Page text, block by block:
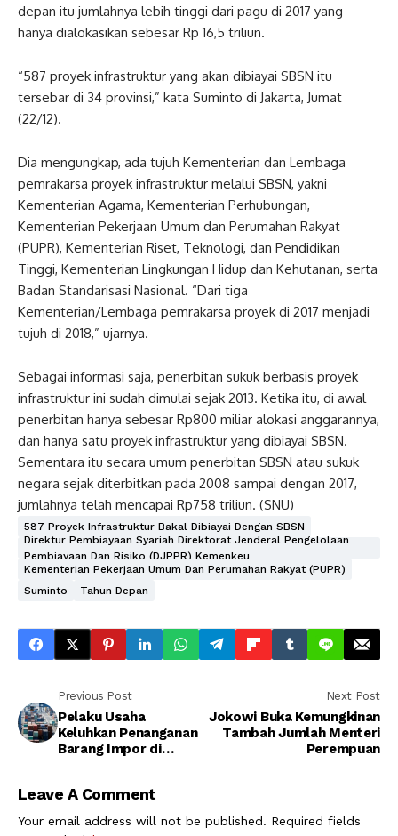
depan itu jumlahnya lebih tinggi dari pagu di 2017 yang
hanya dialokasikan sebesar Rp 16,5 triliun.
“587 proyek infrastruktur yang akan dibiayai SBSN itu
tersebar di 34 provinsi,” kata Suminto di Jakarta, Jumat
(22/12).
Dia mengungkap, ada tujuh Kementerian dan Lembaga
pemrakarsa proyek infrastruktur melalui SBSN, yakni
Kementerian Agama, Kementerian Perhubungan,
Kementerian Pekerjaan Umum dan Perumahan Rakyat
(PUPR), Kementerian Riset, Teknologi, dan Pendidikan
Tinggi, Kementerian Lingkungan Hidup dan Kehutanan, serta
Badan Standarisasi Nasional. “Dari tiga
Kementerian/Lembaga pemrakarsa proyek di 2017 menjadi
tujuh di 2018,” ujarnya.
Sebagai informasi saja, penerbitan sukuk berbasis proyek
infrastruktur ini sudah dimulai sejak 2013. Ketika itu, di awal
penerbitan hanya sebesar Rp800 miliar alokasi anggarannya,
dan hanya satu proyek infrastruktur yang dibiayai SBSN.
Sementara itu secara umum penerbitan SBSN atau sukuk
negara sejak diterbitkan pada 2008 sampai dengan 2017,
jumlahnya telah mencapai Rp758 triliun. (SNU)
587 Proyek Infrastruktur Bakal Dibiayai Dengan SBSN
Direktur Pembiayaan Syariah Direktorat Jenderal Pengelolaan
Pembiayaan Dan Risiko (DJPPR) Kemenkeu
Kementerian Pekerjaan Umum Dan Perumahan Rakyat (PUPR)
Suminto
Tahun Depan
Previous Post
Pelaku Usaha
Keluhkan Penanganan
Barang Impor di
Next Post
Jokowi Buka Kemungkinan
Tambah Jumlah Menteri
Perempuan
Leave A Comment
Your email address will not be published. Required fields